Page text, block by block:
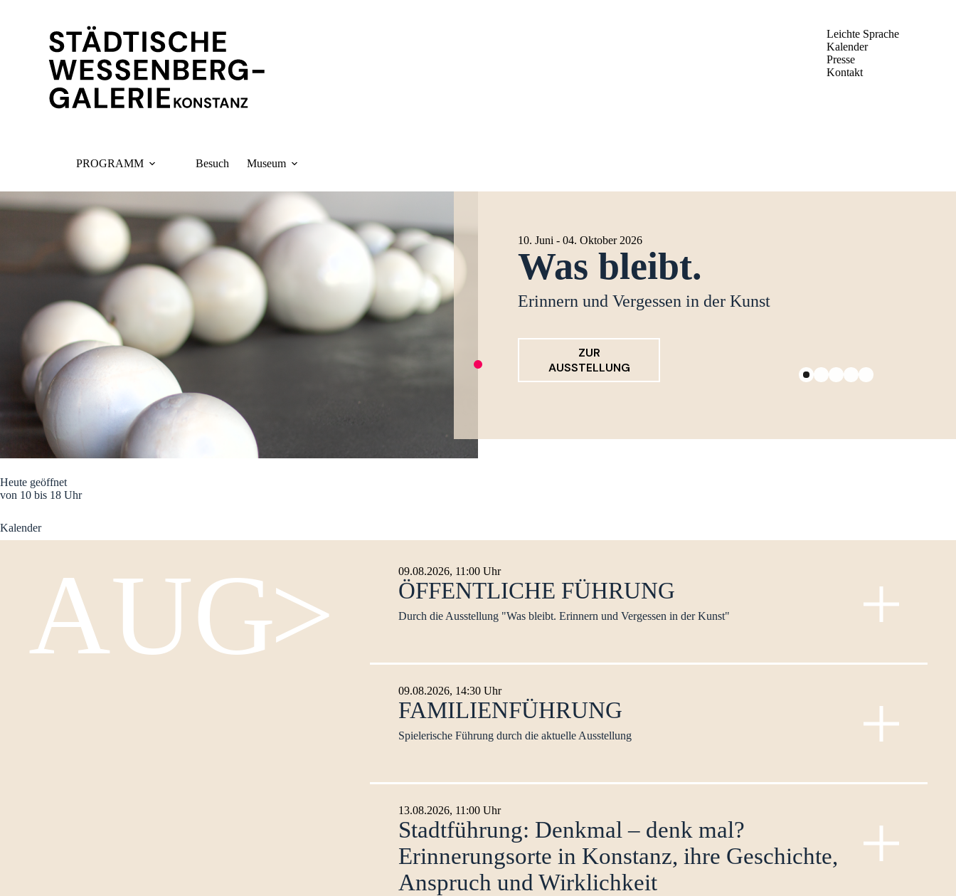
Leichte Sprache
Kalender
Presse
Kontakt
PROGRAMM Besuch Museum
10. Juni - 04. Oktober 2026
Was bleibt.
Erinnern und Vergessen in der Kunst
ZUR
AUSSTELLUNG
Heute geöffnet
von 10 bis 18 Uhr
Kalender
AUG> 09.08.2026, 11:00 Uhr
ÖFFENTLICHE FÜHRUNG
Durch die Ausstellung "Was bleibt. Erinnern und Vergessen in der Kunst"
Ausstellung.
MEHR INFOS
09.08.2026, 14:30 Uhr
FAMILIENFÜHRUNG
Spielerische Führung durch die aktuelle Ausstellung
13.08.2026, 11:00 Uhr
Stadtführung: Denkmal – denk mal?
Erinnerungsorte in Konstanz, ihre Geschichte,
Anspruch und Wirklichkeit